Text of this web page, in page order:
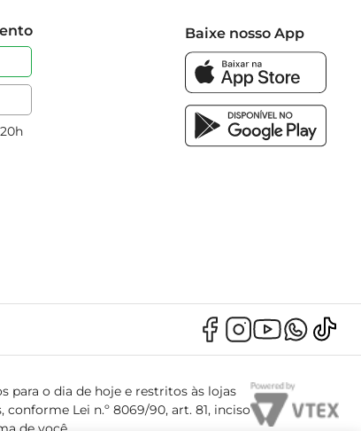
Baixe nosso App
para o dia de hoje e restritos às lojas
Lei n.º 8069/90, art. 81, inciso